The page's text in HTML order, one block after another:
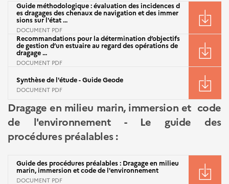
Guide méthodologique : évaluation des incidences d
es dragages des chenaux de navigation et des immer
sions sur l'état ...
DOCUMENT PDF
Recommandations pour la détermination d’objectifs
de gestion d’un estuaire au regard des opérations de
dragage ...
DOCUMENT PDF
Synthèse de l'étude - Guide Geode
DOCUMENT PDF
Dragage en milieu marin, immersion et code
de l'environnement - Le guide des
procédures préalables :
Guide des procédures préalables : Dragage en milieu
marin, immersion et code de l'environnement
DOCUMENT PDF